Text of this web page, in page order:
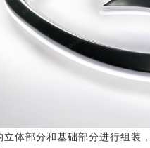
部分和基础部分进行组装